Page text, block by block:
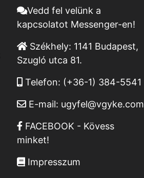
Vedd fel velünk a
kapcsolatot Messenger-en!
Székhely: 1141 Budapest,
Szugló utca 81.
Telefon: (+36-1) 384-5541
E-mail: ugyfel@vgyke.com
FACEBOOK - Kövess
minket!
Impresszum